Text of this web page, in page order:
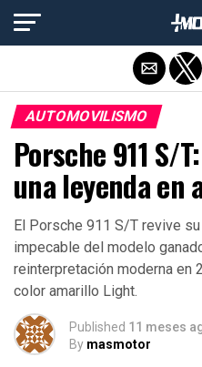
AUTOMOVILISMO
Porsche 911 S/
una leyenda
El Porsche 911 S/T revive
impecable del modelo
reinterpretación moderna en
color amarillo Light.
Published 11 meses
By masmotor
Salir de la